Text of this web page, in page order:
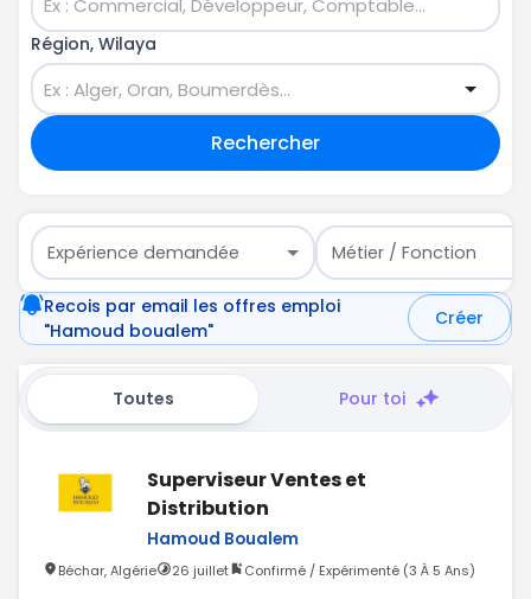
Région, Wilaya
Rechercher
Expérience demandée Métier / Fonction
Recois par email les offres emploi
"Hamoud boualem"
Créer
Toutes Pour toi
Superviseur Ventes et
Distribution
Hamoud Boualem
Béchar, Algérie 26 juillet Confirmé / Expérimenté (3 À 5 Ans)